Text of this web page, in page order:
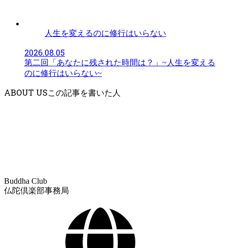
人生を変えるのに修行はいらない
2026.08.05
第二回「あなたに残された時間は？」~人生を変える
のに修行はいらない~
ABOUT US
Buddha Club
仏陀倶楽部事務局